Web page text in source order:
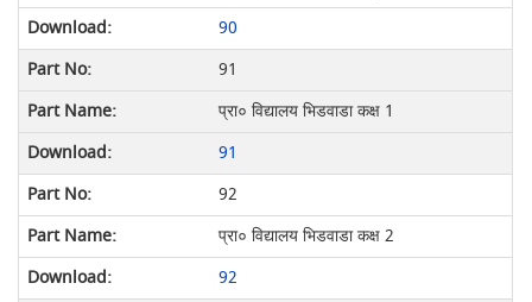
90
91
प्रा० विद्यालय भिडवाडा कक्ष 1
91
92
प्रा० विद्यालय भिडवाडा कक्ष 2
92